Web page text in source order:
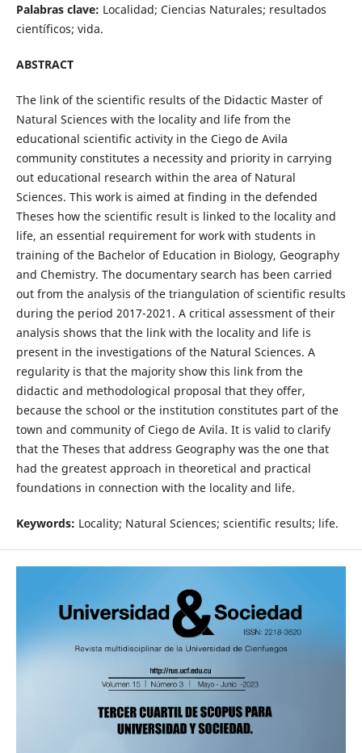
Palabras clave: Localidad; Ciencias Naturales; resultados
científicos; vida.
ABSTRACT
The link of the scientific results of the Didactic Master of
Natural Sciences with the locality and life from the
educational scientific activity in the Ciego de Avila
community constitutes a necessity and priority in carrying
out educational research within the area of Natural
Sciences. This work is aimed at finding in the defended
Theses how the scientific result is linked to the locality and
life, an essential requirement for work with students in
training of the Bachelor of Education in Biology, Geography
and Chemistry. The documentary search has been carried
out from the analysis of the triangulation of scientific results
during the period 2017-2021. A critical assessment of their
analysis shows that the link with the locality and life is
present in the investigations of the Natural Sciences. A
regularity is that the majority show this link from the
didactic and methodological proposal that they offer,
because the school or the institution constitutes part of the
town and community of Ciego de Avila. It is valid to clarify
that the Theses that address Geography was the one that
had the greatest approach in theoretical and practical
foundations in connection with the locality and life.
Keywords: Locality; Natural Sciences; scientific results; life.